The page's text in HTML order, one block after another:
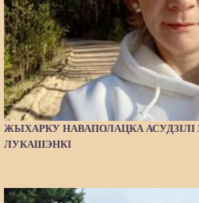
ЖЫХАРКУ НАВАПОЛАЦКА АСУДЗІЛІ
ЛУКАШЭНКІ